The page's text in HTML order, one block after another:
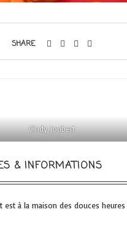
SHARE
Cindy Joubert
& INFORMATIONS
est à la maison des douces heures